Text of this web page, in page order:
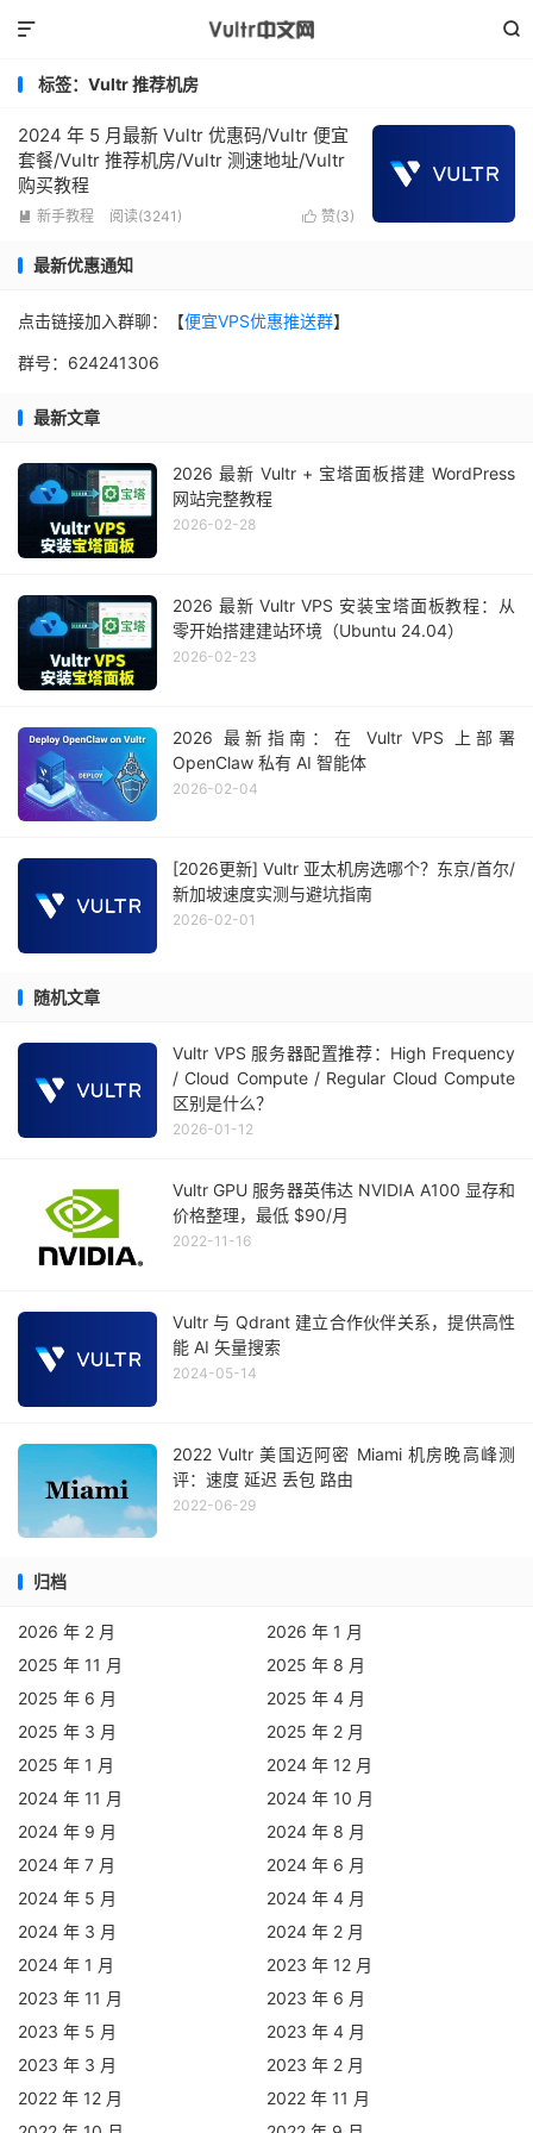


标签：Vultr 推荐机房
2024 年 5 月最新 Vultr 优惠码/Vultr 便宜
套餐/Vultr 推荐机房/Vultr 测速地址/Vultr
购买教程
 新手教程 阅读(3241)  赞(3)
最新优惠通知
点击链接加入群聊：【便宜VPS优惠推送群】
群号：624241306
最新文章
2026 最新 Vultr + 宝塔面板搭建 WordPress
网站完整教程
2026-02-28
2026 最新 Vultr VPS 安装宝塔面板教程：从
零开始搭建建站环境（Ubuntu 24.04）
2026-02-23
2026 最新指南：在 Vultr VPS 上部署
OpenClaw 私有 AI 智能体
2026-02-04
[2026更新] Vultr 亚太机房选哪个？东京/首尔/
新加坡速度实测与避坑指南
2026-02-01
随机文章
Vultr VPS 服务器配置推荐：High Frequency
/ Cloud Compute / Regular Cloud Compute
区别是什么？
2026-01-12
Vultr GPU 服务器英伟达 NVIDIA A100 显存和
价格整理，最低 $90/月
2022-11-16
Vultr 与 Qdrant 建立合作伙伴关系，提供高性
能 AI 矢量搜索
2024-05-14
2022 Vultr 美国迈阿密 Miami 机房晚高峰测
评：速度 延迟 丢包 路由
2022-06-29
归档
2026 年 2 月
2026 年 1 月
2025 年 11 月
2025 年 8 月
2025 年 6 月
2025 年 4 月
2025 年 3 月
2025 年 2 月
2025 年 1 月
2024 年 12 月
2024 年 11 月
2024 年 10 月
2024 年 9 月
2024 年 8 月
2024 年 7 月
2024 年 6 月
2024 年 5 月
2024 年 4 月
2024 年 3 月
2024 年 2 月
2024 年 1 月
2023 年 12 月
2023 年 11 月
2023 年 6 月
2023 年 5 月
2023 年 4 月
2023 年 3 月
2023 年 2 月
2022 年 12 月
2022 年 11 月